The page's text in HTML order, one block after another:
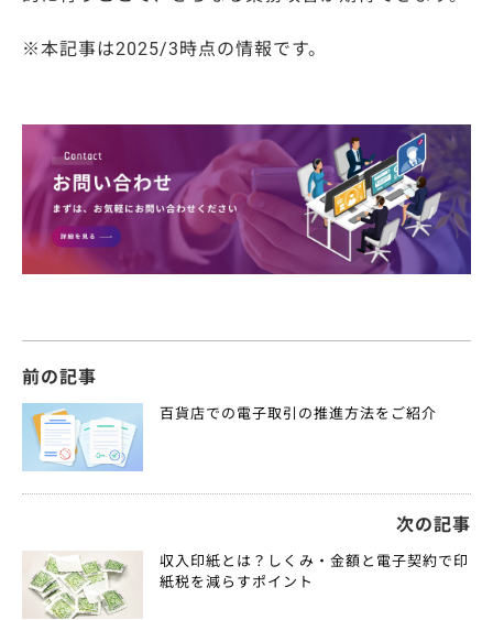
※本記事は2025/3時点の情報です。
前の記事
百貨店での電子取引の推進方法をご紹介
次の記事
収入印紙とは？しくみ・金額と電子契約で印
紙税を減らすポイント